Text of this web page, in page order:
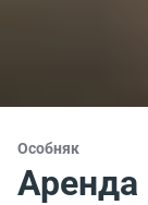
Особняк
Аренда